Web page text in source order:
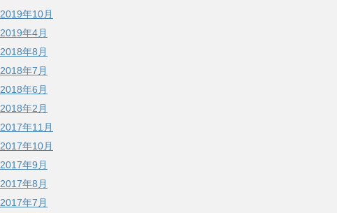
2019年10月
2019年4月
2018年8月
2018年7月
2018年6月
2018年2月
2017年11月
2017年10月
2017年9月
2017年8月
2017年7月